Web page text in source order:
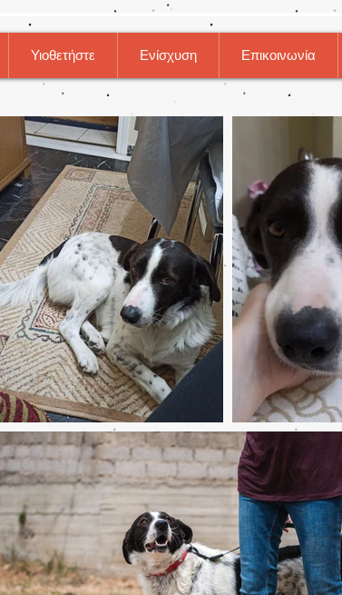
Υιοθετήστε Ενίσχυση Επικοινωνία